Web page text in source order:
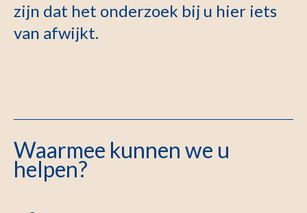
zijn dat het onderzoek bij u hier iets
van afwijkt.
Waarmee kunnen we u
helpen?